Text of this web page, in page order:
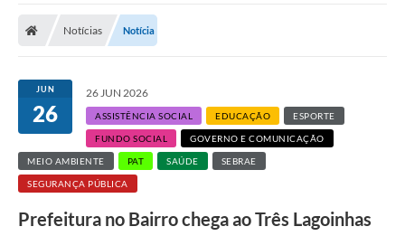
Notícias Notícia
JUN
26
26 JUN 2026
ASSISTÊNCIA SOCIAL EDUCAÇÃO ESPORTE
FUNDO SOCIAL GOVERNO E COMUNICAÇÃO
MEIO AMBIENTE PAT SAÚDE SEBRAE
SEGURANÇA PÚBLICA
Prefeitura no Bairro chega ao Três Lagoinhas